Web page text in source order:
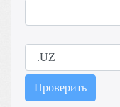
Проверить